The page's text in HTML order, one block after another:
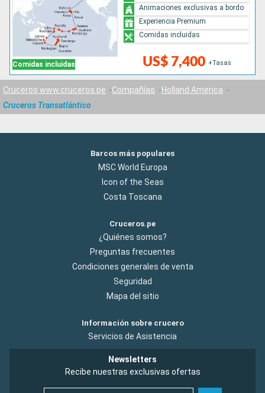
Comidas incluidas US$ 7,400 +Tasas
Animaciones exclusivas a bordo
Experiencia Premium
Comidas incluidas
Cruceros www.cruceros.pe Compañías
Holland America
Cruceros Transatlántico
Barcos más populares
MSC World Europa
Icon of the Seas
Costa Toscana
Cruceros.pe
¿Quiénes somos?
Preguntas frecuentes
Condiciones generales de venta
Seguridad
Mapa del sitio
Información sobre crucero
Servicios de Asistencia
Newsletters
Recibe nuestras exclusivas ofertas